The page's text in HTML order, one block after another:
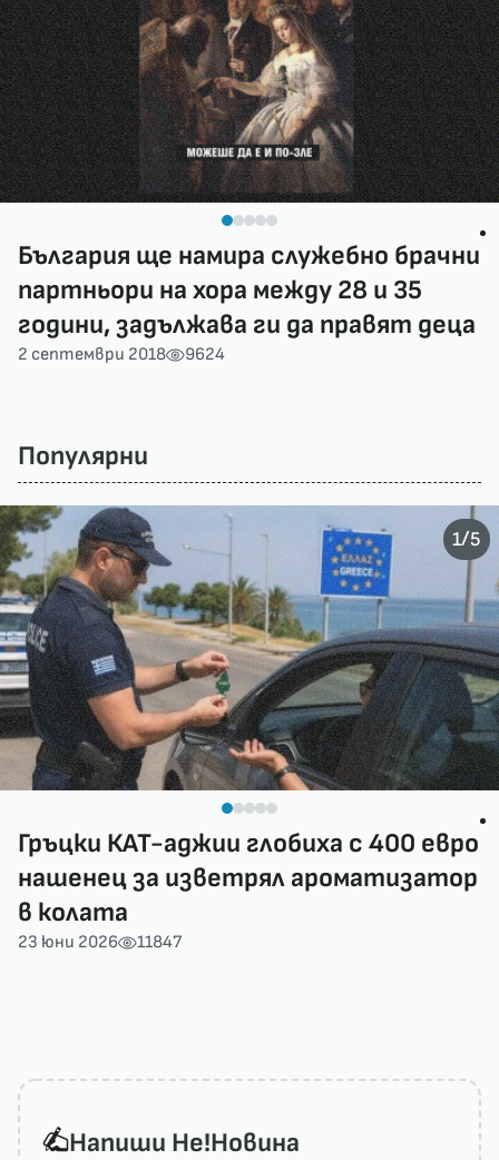
България ще намира служебно брачни
партньори на хора между 28 и 35
години, задължава ги да правят деца
2 септември 2018 9624
Популярни
Гръцки КАТ-аджии глобиха с 400 евро
нашенец за изветрял ароматизатор
в колата
23 юни 2026 11847
1/5
Напиши He!Новина